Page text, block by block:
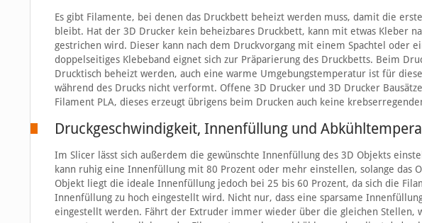
Es gibt Filamente, bei denen das Druckbett beheizt werden muss, damit die
bleibt. Hat der 3D Drucker kein beheizbares Druckbett, kann mit etwas Kleber
gestrichen wird. Dieser kann nach dem Druckvorgang mit einem Spachtel oder
doppelseitiges Klebeband eignet sich zur Präparierung des Druckbetts. Beim
Drucktisch beheizt werden, auch eine warme Umgebungstemperatur ist für
während des Drucks nicht verformt. Offene 3D Drucker und 3D Drucker
Filament PLA, dieses erzeugt übrigens beim Drucken auch keine
Druckgeschwindigkeit, Innenfüllung und
Im Slicer lässt sich außerdem die gewünschte Innenfüllung des 3D Objekts
kann ruhig eine Innenfüllung mit 80 Prozent oder mehr einstellen, solange das
Objekt liegt die ideale Innenfüllung jedoch bei 25 bis 60 Prozent, da sich die
Innenfüllung zu hoch eingestellt wird. Nicht nur, dass eine sparsame
eingestellt werden. Fährt der Extruder immer wieder über die gleichen